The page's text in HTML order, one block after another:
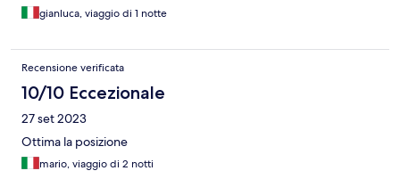
gianluca, viaggio di 1 notte
Recensione verificata
10/10 Eccezionale
27 set 2023
Ottima la posizione
mario, viaggio di 2 notti